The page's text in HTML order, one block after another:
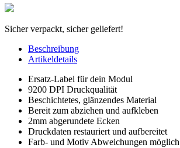
Sicher verpackt, sicher geliefert!
Beschreibung
Artikeldetails
Ersatz-Label für dein Modul
9200 DPI Druckqualität
Beschichtetes, glänzendes Material
Bereit zum abziehen und aufkleben
2mm abgerundete Ecken
Druckdaten restauriert und aufbereitet
Farb- und Motiv Abweichungen möglich